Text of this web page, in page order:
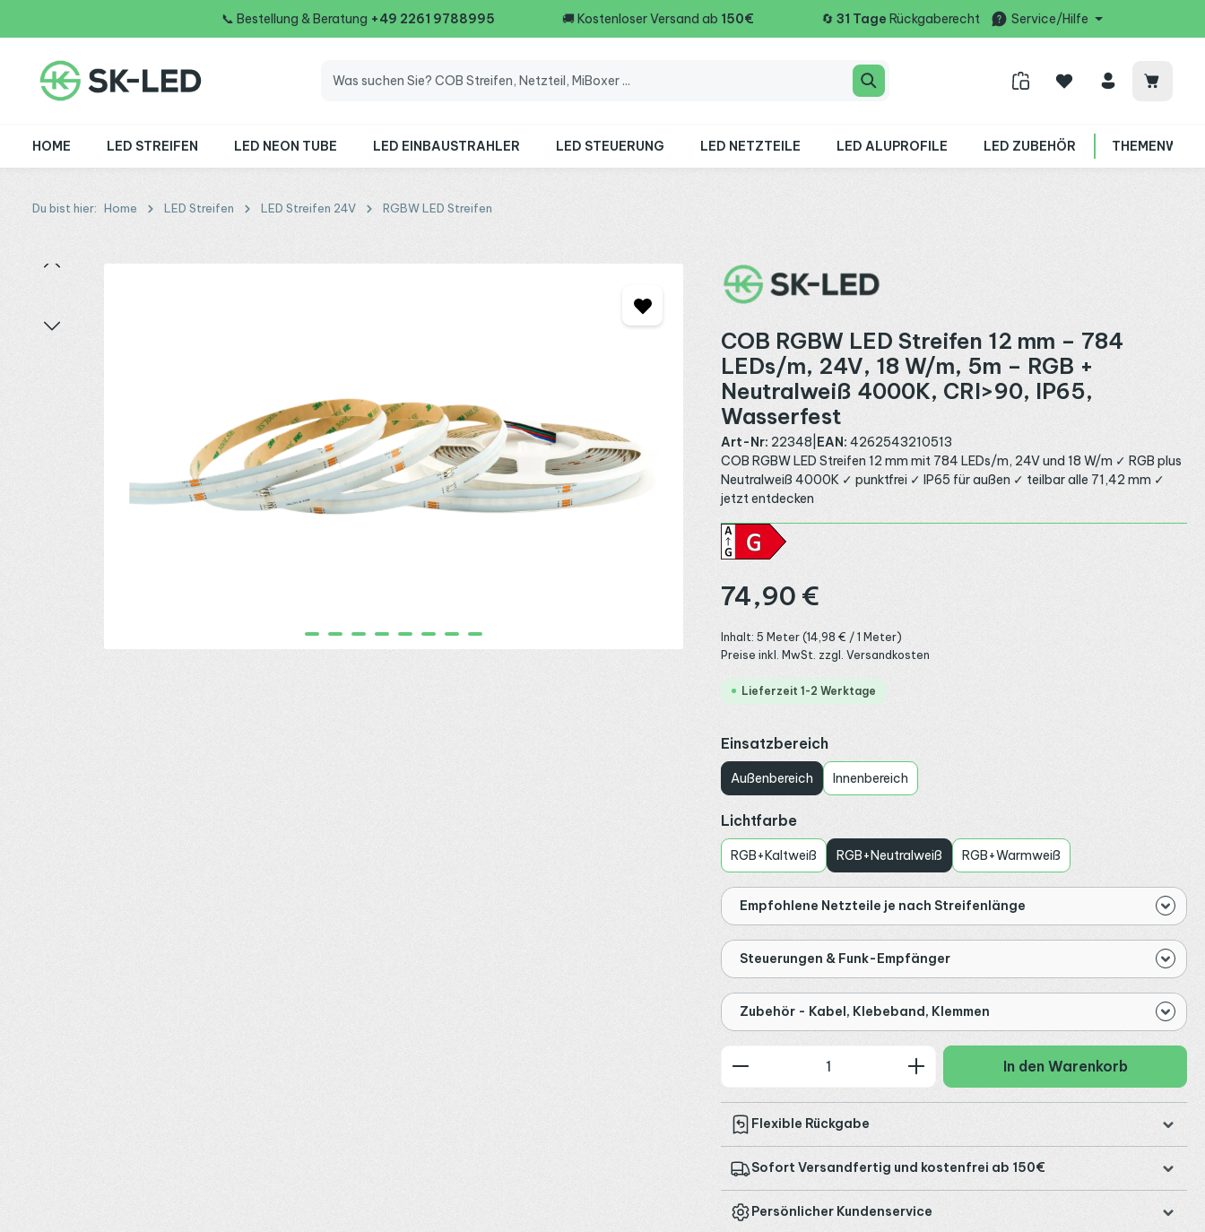
📞 Bestellung & Beratung +49 2261 9788995 🚚 Kostenloser Versand ab 150€ 🔄 31 Tage Rückgaberecht Service/Hilfe
HOME LED STREIFEN LED NEON TUBE LED EINBAUSTRAHLER LED STEUERUNG LED NETZTEILE LED ALUPROFILE LED ZUBEHÖR
Du bist hier: Home LED Streifen LED Streifen 24V RGBW LED Streifen
Bildergalerie überspringen
COB RGBW LED Streifen 12 mm – 784
LEDs/m, 24V, 18 W/m, 5m – RGB +
Neutralweiß 4000K, CRI>90, IP65,
Wasserfest
Art-Nr: 22348 EAN: 4262543210513
COB RGBW LED Streifen 12 mm mit 784 LEDs/m, 24V und 18 W/m ✓ RGB plus
Neutralweiß 4000K ✓ punktfrei ✓ IP65 für außen ✓ teilbar alle 71,42 mm ✓
jetzt entdecken
Regulärer Preis:
74,90 €
Inhalt: 5 Meter (14,98 € / 1 Meter)
Preise inkl. MwSt. zzgl. Versandkosten
Lieferzeit 1-2 Werktage
Einsatzbereichauswählen
Außenbereich Innenbereich
Lichtfarbeauswählen
RGB+Kaltweiß RGB+Neutralweiß RGB+Warmweiß
Empfohlene Netzteile je nach Streifenlänge
Steuerungen & Funk-Empfänger
Zubehör - Kabel, Klebeband, Klemmen
Produkt Anzahl: Gib den gewünschten Wert
In den Warenkorb
Flexible Rückgabe
Sofort Versandfertig und kostenfrei ab 150€
Persönlicher Kundenservice